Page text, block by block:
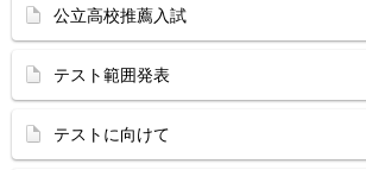
公立高校推薦入試
テスト範囲発表
テストに向けて